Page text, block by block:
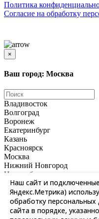
Политика
Согласиe на обработку
Наш сайт и
Яндекс.Метрика)
обработку
сайта в порядке,
×
Ваш город: Москва
Владивосток
Волгоград
Воронеж
Екатеринбург
Казань
Красноярск
Москва
Нижний Новгород
Новосибирск
Омск
Пермь
Ростов-на-Дону
Самара